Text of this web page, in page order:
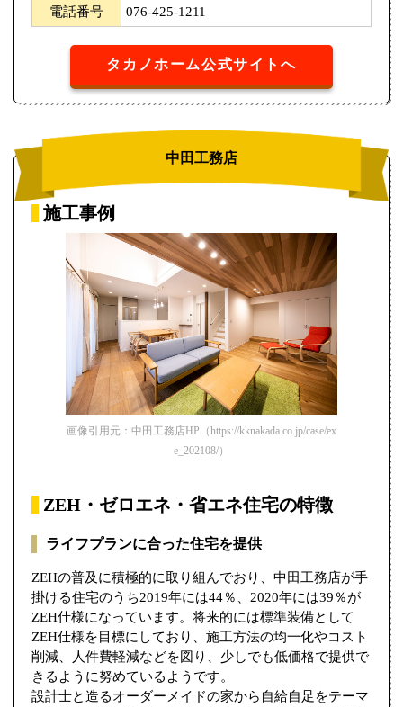
電話番号 076-425-1211
タカノホーム公式サイトへ
中田工務店
施工事例
画像引用元：中田工務店HP（https://kknakada.co.jp/case/ex
e_202108/）
ZEH・ゼロエネ・省エネ住宅の特徴
ライフプランに合った住宅を提供
ZEHの普及に積極的に取り組んでおり、中田工務店が手
掛ける住宅のうち2019年には44％、2020年には39％が
ZEH仕様になっています。将来的には標準装備として
ZEH仕様を目標にしており、施工方法の均一化やコスト
削減、人件費軽減などを図り、少しでも低価格で提供で
きるように努めているようです。
設計士と造るオーダーメイドの家から自給自足をテーマ